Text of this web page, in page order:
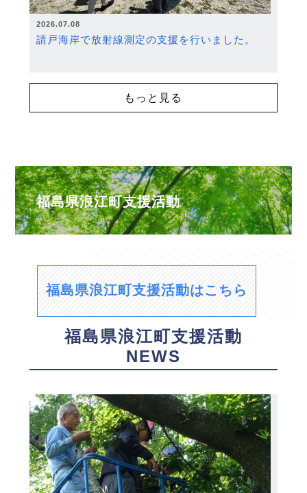
2026.07.08
請戸海岸で放射線測定の支援を行いました。
もっと見る
福島県浪江町支援活動
福島県浪江町支援活動はこちら
福島県浪江町支援活動
NEWS